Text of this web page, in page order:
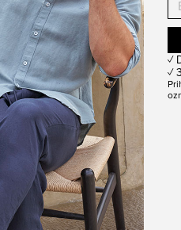
sveter.
✓
✓